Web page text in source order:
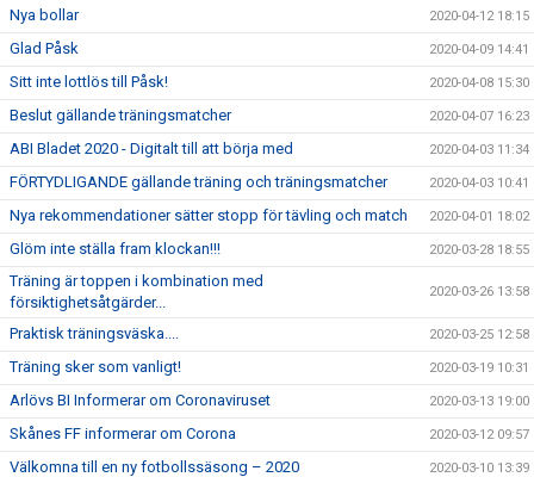
Nya bollar 2020-04-12 18:15
Glad Påsk 2020-04-09 14:41
Sitt inte lottlös till Påsk! 2020-04-08 15:30
Beslut gällande träningsmatcher 2020-04-07 16:23
ABI Bladet 2020 - Digitalt till att börja med 2020-04-03 11:34
FÖRTYDLIGANDE gällande träning och träningsmatcher 2020-04-03 10:41
Nya rekommendationer sätter stopp för tävling och match 2020-04-01 18:02
Glöm inte ställa fram klockan!!! 2020-03-28 18:55
Träning är toppen i kombination med
försiktighetsåtgärder...
2020-03-26 13:58
Praktisk träningsväska.... 2020-03-25 12:58
Träning sker som vanligt! 2020-03-19 10:31
Arlövs BI Informerar om Coronaviruset 2020-03-13 19:00
Skånes FF informerar om Corona 2020-03-12 09:57
Välkomna till en ny fotbollssäsong – 2020 2020-03-10 13:39